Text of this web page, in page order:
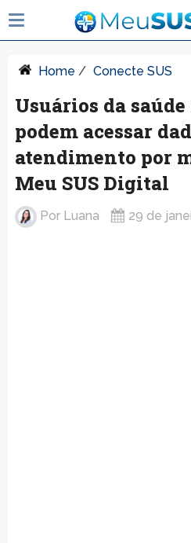
Home / Conecte SUS
Usuários da
podem acessar
atendimento por
Meu SUS Digital
Por Luana 29 de